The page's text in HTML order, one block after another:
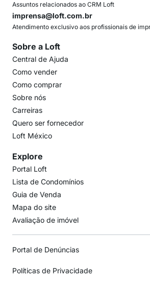
Assuntos relacionados ao CRM Loft
imprensa@loft.com.br
Atendimento exclusivo aos profissionais de
Sobre a Loft
Central de Ajuda
Como vender
Como comprar
Sobre nós
Carreiras
Quero ser fornecedor
Loft México
Explore
Portal Loft
Lista de Condomínios
Guia de Venda
Mapa do site
Avaliação de imóvel
Portal de Denúncias
Políticas de Privacidade